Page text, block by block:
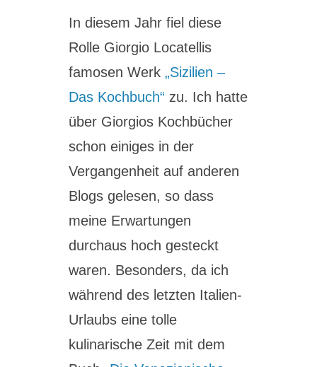
In diesem Jahr fiel diese
Rolle Giorgio Locatellis
famosen Werk„Sizilien –
Das Kochbuch“ zu. Ich hatte
über Giorgios Kochbücher
schon einiges in der
Vergangenheit auf anderen
Blogs gelesen, so dass
meine Erwartungen
durchaus hoch gesteckt
waren. Besonders, da ich
während des letzten Italien-
Urlaubs eine tolle
kulinarische Zeit mit dem